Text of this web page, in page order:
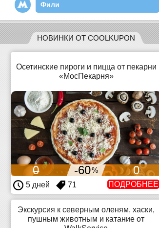
Фили
НОВИНКИОТ COOLKUPON
Осетинские пироги и пицца от пекарни
«МосПекарня»
0 -60% 0
5 дней 71 ПОДРОБНЕЕ
Экскурсия к северным оленям, хаски,
пушным животным и катание от